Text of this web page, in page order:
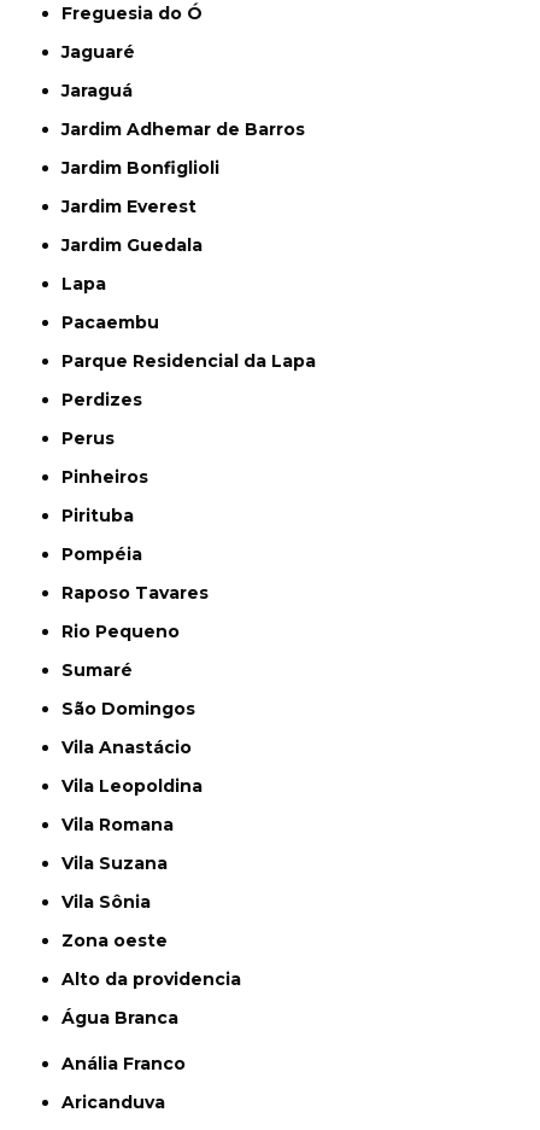
Freguesia do Ó
Jaguaré
Jaraguá
Jardim Adhemar de Barros
Jardim Bonfiglioli
Jardim Everest
Jardim Guedala
Lapa
Pacaembu
Parque Residencial da Lapa
Perdizes
Perus
Pinheiros
Pirituba
Pompéia
Raposo Tavares
Rio Pequeno
Sumaré
São Domingos
Vila Anastácio
Vila Leopoldina
Vila Romana
Vila Suzana
Vila Sônia
Zona oeste
alto da providencia
Água Branca
Anália Franco
Aricanduva